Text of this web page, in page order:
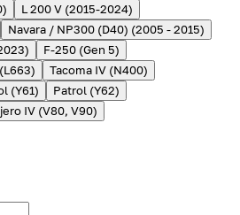
L 200 V (2015-2024)
Navara / NP300 (D40) (2005 - 2015)
F-250 (Gen 5)
Tacoma IV (N400)
(Y61)
Patrol (Y62)
IV (V80, V90)